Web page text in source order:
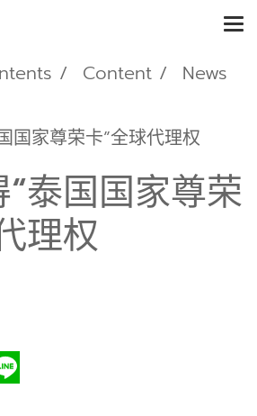
Content
News
国家尊荣卡”全球代理权
泰国国家尊荣
理权